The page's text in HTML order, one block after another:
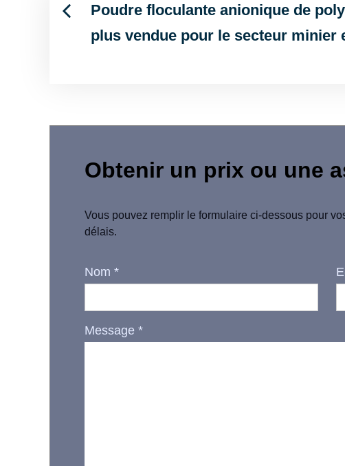
PostPoudre floculante anionique de
plus vendue pour le secteur minier
Obtenir un prix ou une
Vous pouvez remplir le formulaire ci-dessous pour
délais.
Nom *
Message *